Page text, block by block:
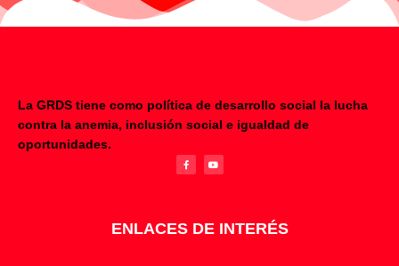
La GRDS tiene como política de desarrollo social la lucha
contra la anemia, inclusión social e igualdad de
oportunidades.
c
e
b
u
t
u
ENLACES DE INTERÉS